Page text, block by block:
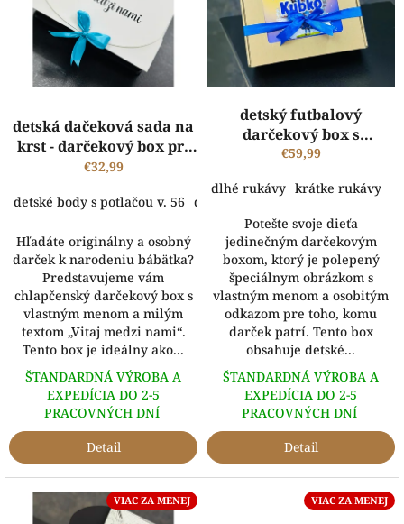
detská dačeková sada na
krst - darčekový box pri
narodení dieťatka
€32,99
detské body s potlačou v. 56 detské body s potlačou v. 62
Hľadáte originálny a osobný
darček k narodeniu bábätka?
Predstavujeme vám
chlapčenský darčekový box s
vlastným menom a milým
textom „Vitaj medzi nami“.
Tento box je ideálny ako...
ŠTANDARDNÁ VÝROBA A
EXPEDÍCIA DO 2-5
PRACOVNÝCH DNÍ
Detail
detský futbalový
darčekový box s
vlastným menom-
potlačou MESSI
€59,99
dlhé rukávy krátke rukávy
Potešte svoje dieťa
jedinečným darčekovým
boxom, ktorý je polepený
špeciálnym obrázkom s
vlastným menom a osobitým
odkazom pre toho, komu
darček patrí. Tento box
obsahuje detské...
ŠTANDARDNÁ VÝROBA A
EXPEDÍCIA DO 2-5
PRACOVNÝCH DNÍ
Detail
VIAC ZA MENEJ VIAC ZA MENEJ